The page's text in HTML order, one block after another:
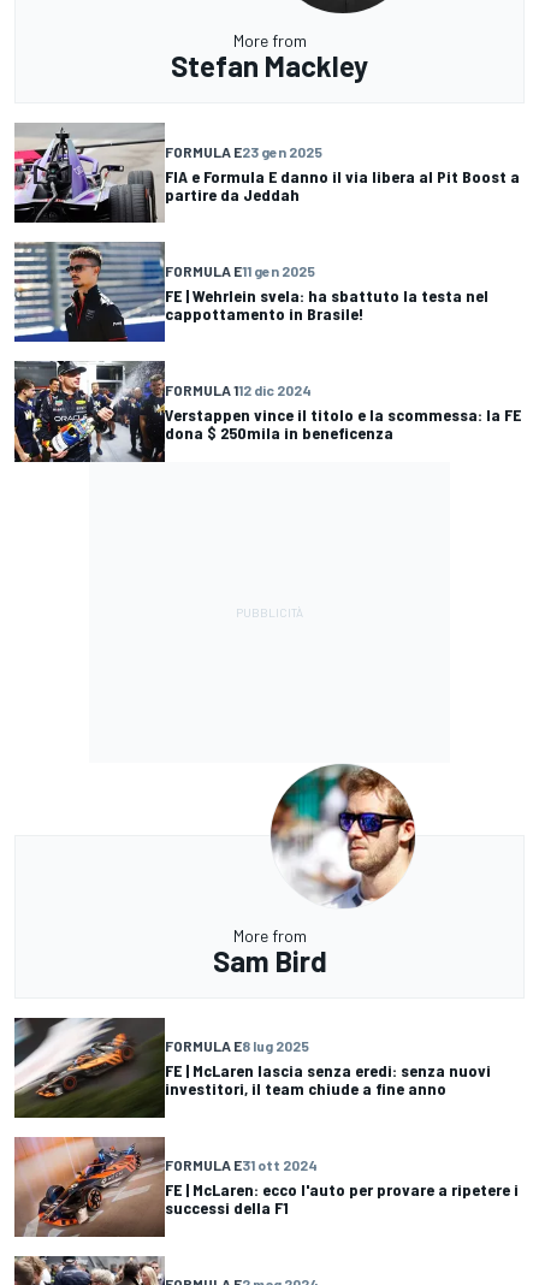
More from
Stefan Mackley
FORMULA E23 gen 2025
FIA e Formula E danno il via libera al Pit Boost a
partire da Jeddah
FORMULA E11 gen 2025
FE | Wehrlein svela: ha sbattuto la testa nel
cappottamento in Brasile!
FORMULA 112 dic 2024
Verstappen vince il titolo e la scommessa: la FE
dona $ 250mila in beneficenza
More from
Sam Bird
FORMULA E8 lug 2025
FE | McLaren lascia senza eredi: senza nuovi
investitori, il team chiude a fine anno
FORMULA E31 ott 2024
FE | McLaren: ecco l'auto per provare a ripetere i
successi della F1